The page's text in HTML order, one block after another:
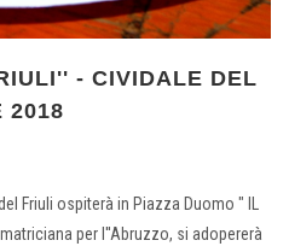
- CIVIDALE DEL
2018
Friuli ospiterà in Piazza Duomo " IL
per l''Abruzzo, si adopererà